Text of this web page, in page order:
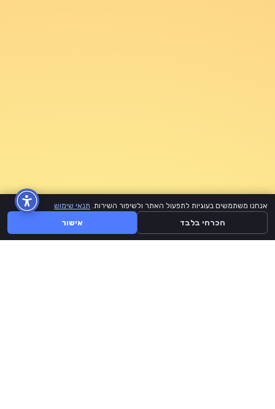
אנחנו משתמשים בעוגיות לתפעול האתר ולשיפור השירות. תנאי שימוש
הכרחי בלבד אישור